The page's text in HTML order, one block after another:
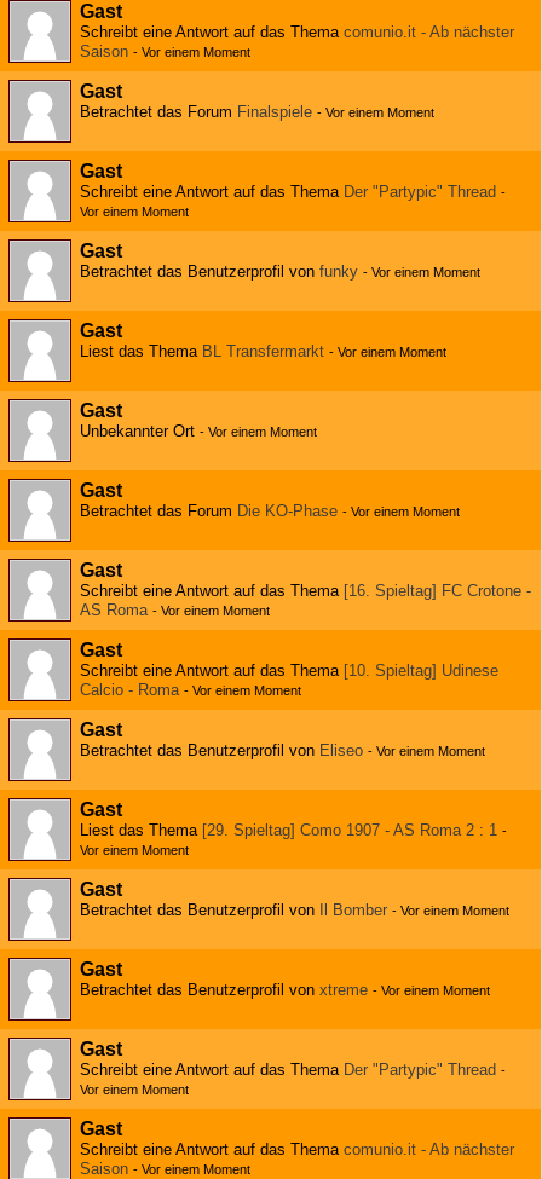
Gast
Schreibt eine Antwort auf das Thema comunio.it - Ab nächster
Saison - Vor einem Moment
Gast
Betrachtet das Forum Finalspiele - Vor einem Moment
Gast
Schreibt eine Antwort auf das Thema Der "Partypic" Thread -
Vor einem Moment
Gast
Betrachtet das Benutzerprofil von funky - Vor einem Moment
Gast
Liest das Thema BL Transfermarkt - Vor einem Moment
Gast
Unbekannter Ort - Vor einem Moment
Gast
Betrachtet das Forum Die KO-Phase - Vor einem Moment
Gast
Schreibt eine Antwort auf das Thema [16. Spieltag] FC Crotone -
AS Roma - Vor einem Moment
Gast
Schreibt eine Antwort auf das Thema [10. Spieltag] Udinese
Calcio - Roma - Vor einem Moment
Gast
Betrachtet das Benutzerprofil von Eliseo - Vor einem Moment
Gast
Liest das Thema [29. Spieltag] Como 1907 - AS Roma 2 : 1 -
Vor einem Moment
Gast
Betrachtet das Benutzerprofil von Il Bomber - Vor einem Moment
Gast
Betrachtet das Benutzerprofil von xtreme - Vor einem Moment
Gast
Schreibt eine Antwort auf das Thema Der "Partypic" Thread -
Vor einem Moment
Gast
Schreibt eine Antwort auf das Thema comunio.it - Ab nächster
Saison - Vor einem Moment